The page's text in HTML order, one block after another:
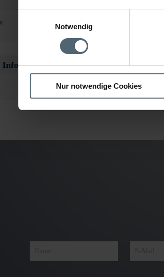
Notwendig
Nur notwendige Cookies
Informationen